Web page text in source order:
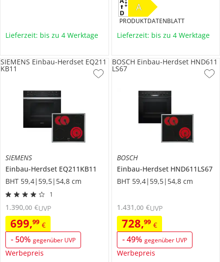
Lieferzeit: bis zu 4 Werktage
A
PRODUKTDATENBLATT
Lieferzeit: bis zu 4 Werktage
SIEMENS
Einbau-Herdset EQ211KB11
BHT 59,4|59,5|54,8 cm
1
699,99 €
- 50% gegenüber UVP
Werbepreis
1.390,00 €UVP
SIEMENS Einbau-Herdset EQ211
KB11
BOSCH
Einbau-Herdset HND611LS67
BHT 59,4|59,5|54,8 cm
728,99 €
-49% gegenüber UVP
Werbepreis
1.431 ,00 €UVP
BOSCH Einbau-Herdset HND611
LS67